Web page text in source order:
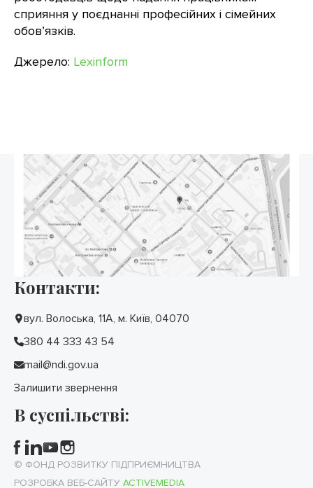
сприяння у поєднанні професійних і сімейних
обов’язків.
Джерело: Lexinform
Контакти:
вул. Волоська, 11А, м. Київ, 04070
380 44 333 43 54
mail@ndi.gov.ua
Залишити звернення
В суспільстві:
© ФОНД РОЗВИТКУ ПІДПРИЄМНИЦТВА
РОЗРОБКА ВЕБ-САЙТУ ACTIVEMEDIA